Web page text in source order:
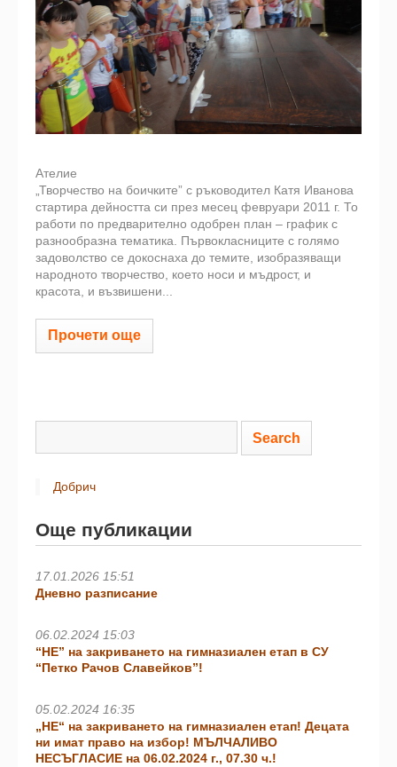
Ателие
„Творчество на боичките” с ръководител Катя Иванова
стартира дейността си през месец февруари 2011 г. То
работи по предварително одобрен план – график с
разнообразна тематика. Първокласниците с голямо
задоволство се докоснаха до темите, изобразяващи
народното творчество, което носи и мъдрост, и
красота, и възвишени...
Прочети още
Добрич
Още публикации
17.01.2026 15:51
Дневно разписание
06.02.2024 15:03
“НЕ” на закриването на гимназиален етап в СУ
“Петко Рачов Славейков”!
05.02.2024 16:35
„НЕ“ на закриването на гимназиален етап! Децата
ни имат право на избор! МЪЛЧАЛИВО
НЕСЪГЛАСИЕ на 06.02.2024 г., 07.30 ч.!